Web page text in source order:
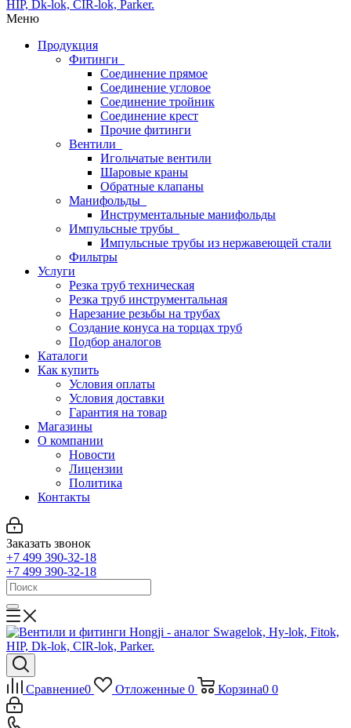
Меню
Продукция
Фитинги
Соединение прямое
Соединение угловое
Соединение тройник
Соединение крест
Прочие фитинги
Вентили
Игольчатые вентили
Шаровые краны
Обратные клапаны
Манифольды
Инструментальные манифольды
Импульсные трубы
Импульсные трубы из нержавеющей стали
Фильтры
Услуги
Резка труб техническая
Резка труб инструментальная
Нарезание резьбы на трубах
Создание конуса на торцах труб
Подбор аналогов
Каталоги
Как купить
Условия оплаты
Условия доставки
Гарантия на товар
Магазины
О компании
Новости
Лицензии
Политика
Контакты
Заказать звонок
+7 499 390-32-18
+7 499 390-32-18
Сравнение0 Отложенные 0 Корзина0 0